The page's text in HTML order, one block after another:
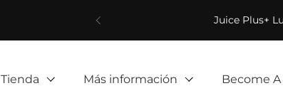
Juice Plus+
Tienda Más información Become